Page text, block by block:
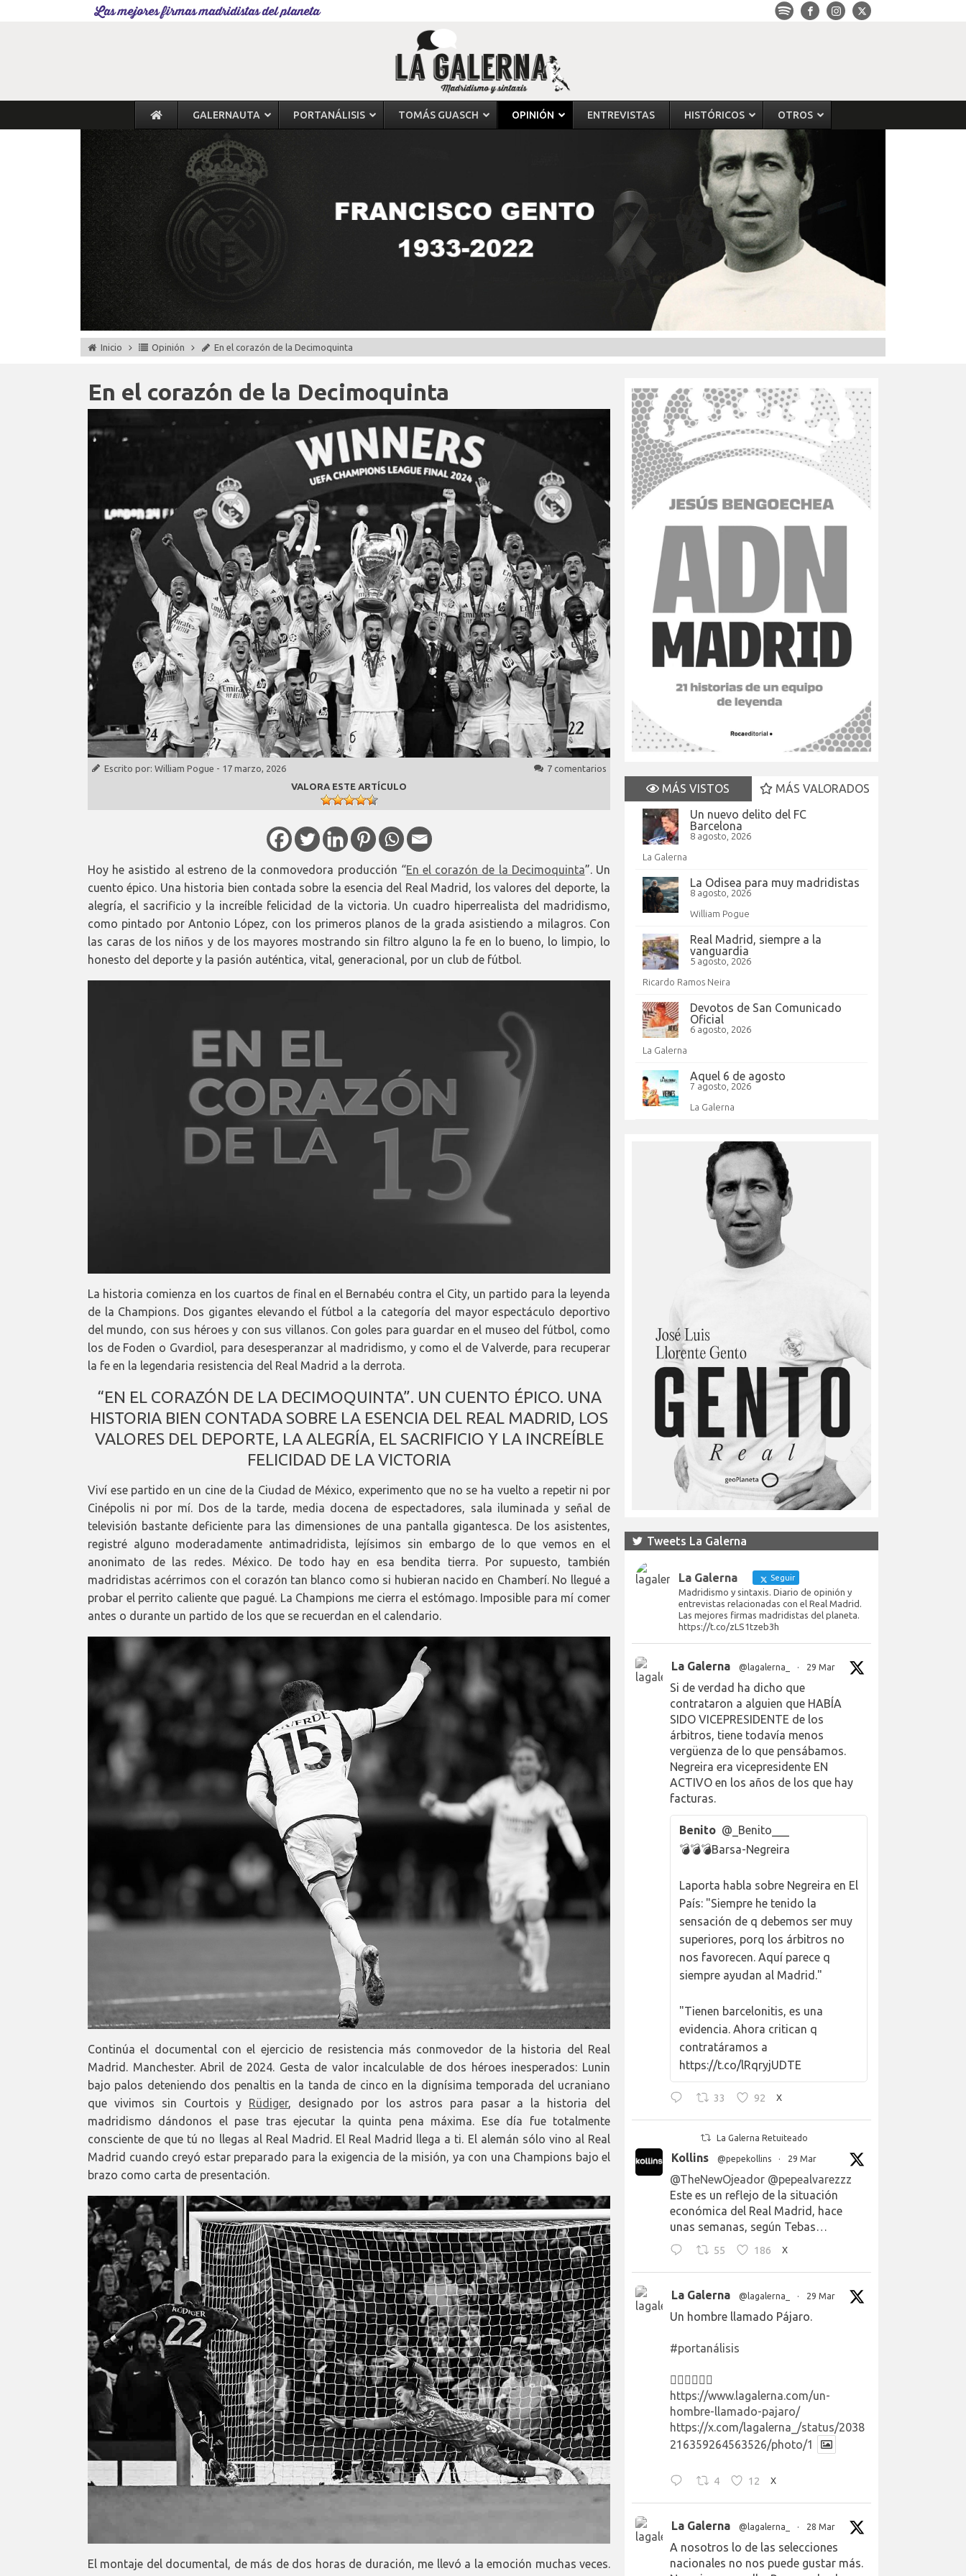
Las mejores firmas madridistas del planeta
GALERNAUTA PORTANÁLISIS TOMÁS GUASCH OPINIÓN ENTREVISTAS HISTÓRICOS OTROS
Inicio Opinión En el corazón de la Decimoquinta
En el corazón de la Decimoquinta
Escrito por: William Pogue - 17 marzo, 2026
7 comentarios
VALORA ESTE ARTÍCULO
Hoy he asistido al estreno de la conmovedora producción “En el corazón de la Decimoquinta”. Un
cuento épico. Una historia bien contada sobre la esencia del Real Madrid, los valores del deporte, la
alegría, el sacrificio y la increíble felicidad de la victoria. Un cuadro hiperrealista del madridismo,
como pintado por Antonio López, con los primeros planos de la grada asistiendo a milagros. Con
las caras de los niños y de los mayores mostrando sin filtro alguno la fe en lo bueno, lo limpio, lo
honesto del deporte y la pasión auténtica, vital, generacional, por un club de fútbol.
La historia comienza en los cuartos de final en el Bernabéu contra el City, un partido para la leyenda
de la Champions. Dos gigantes elevando el fútbol a la categoría del mayor espectáculo deportivo
del mundo, con sus héroes y con sus villanos. Con goles para guardar en el museo del fútbol, como
los de Foden o Gvardiol, para desesperanzar al madridismo, y como el de Valverde, para recuperar
la fe en la legendaria resistencia del Real Madrid a la derrota.
“EN EL CORAZÓN DE LA DECIMOQUINTA”. UN CUENTO ÉPICO. UNA
HISTORIA BIEN CONTADA SOBRE LA ESENCIA DEL REAL MADRID, LOS
VALORES DEL DEPORTE, LA ALEGRÍA, EL SACRIFICIO Y LA INCREÍBLE
FELICIDAD DE LA VICTORIA
Viví ese partido en un cine de la Ciudad de México, experimento que no se ha vuelto a repetir ni por
Cinépolis ni por mí. Dos de la tarde, media docena de espectadores, sala iluminada y señal de
televisión bastante deficiente para las dimensiones de una pantalla gigantesca. De los asistentes,
registré alguno moderadamente antimadridista, lejísimos sin embargo de lo que vemos en el
anonimato de las redes. México. De todo hay en esa bendita tierra. Por supuesto, también
madridistas acérrimos con el corazón tan blanco como si hubieran nacido en Chamberí. No llegué a
probar el perrito caliente que pagué. La Champions me cierra el estómago. Imposible para mí comer
antes o durante un partido de los que se recuerdan en el calendario.
Continúa el documental con el ejercicio de resistencia más conmovedor de la historia del Real
Madrid. Manchester. Abril de 2024. Gesta de valor incalculable de dos héroes inesperados: Lunin
bajo palos deteniendo dos penaltis en la tanda de cinco en la dignísima temporada del ucraniano
que vivimos sin Courtois y Rüdiger, designado por los astros para pasar a la historia del
madridismo dándonos el pase tras ejecutar la quinta pena máxima. Ese día fue totalmente
consciente de que tú no llegas al Real Madrid. El Real Madrid llega a ti. El alemán sólo vino al Real
Madrid cuando creyó estar preparado para la exigencia de la misión, ya con una Champions bajo el
brazo como carta de presentación.
El montaje del documental, de más de dos horas de duración, me llevó a la emoción muchas veces.
MÁS VISTOS
MÁS VALORADOS
Un nuevo delito del FC
Barcelona
8 agosto, 2026
La Galerna
La Odisea para muy madridistas
8 agosto, 2026
William Pogue
Real Madrid, siempre a la
vanguardia
5 agosto, 2026
Ricardo Ramos Neira
Devotos de San Comunicado
Oficial
6 agosto, 2026
La Galerna
Aquel 6 de agosto
7 agosto, 2026
La Galerna
Tweets La Galerna
La Galerna Seguir
Madridismo y sintaxis. Diario de opinión y
entrevistas relacionadas con el Real Madrid.
Las mejores firmas madridistas del planeta.
https://t.co/zLS1tzeb3h
La Galerna @lagalerna_ · 29 Mar
Si de verdad ha dicho que
contrataron a alguien que HABÍA
SIDO VICEPRESIDENTE de los
árbitros, tiene todavía menos
vergüenza de lo que pensábamos.
Negreira era vicepresidente EN
ACTIVO en los años de los que hay
facturas.
Benito @_Benito___
💣💣💣Barsa-Negreira
Laporta habla sobre Negreira en El
País: "Siempre he tenido la
sensación de q debemos ser muy
superiores, porq los árbitros no
nos favorecen. Aquí parece q
siempre ayudan al Madrid."
"Tienen barcelonitis, es una
evidencia. Ahora critican q
contratáramos a
https://t.co/lRqryjUDTE
33 92 X
La Galerna Retuiteado
Kollins @pepekollins · 29 Mar
@TheNewOjeador @pepealvarezzz
Este es un reflejo de la situación
económica del Real Madrid, hace
unas semanas, según Tebas…
55 186 X
La Galerna @lagalerna_ · 29 Mar
Un hombre llamado Pájaro.
#portanálisis
👉🏻👉🏻👉🏻
https://www.lagalerna.com/un-
hombre-llamado-pajaro/
https://x.com/lagalerna_/status/2038
216359264563526/photo/1
4 12 X
La Galerna @lagalerna_ · 28 Mar
A nosotros lo de las selecciones
nacionales no nos puede gustar más.